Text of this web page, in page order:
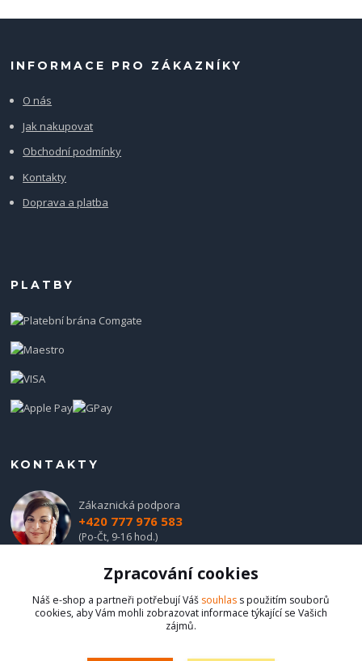
INFORMACE PRO ZÁKAZNÍKY
O nás
Jak nakupovat
Obchodní podmínky
Kontakty
Doprava a platba
PLATBY
KONTAKTY
Zákaznická podpora
+420 777 976 583
(Po-Čt, 9-16 hod.)
obchod@hadladla.cz
Zpracování cookies
Náš e-shop a partneři potřebují Váš souhlas s použitím souborů
cookies, aby Vám mohli zobrazovat informace týkající se Vašich
zájmů.